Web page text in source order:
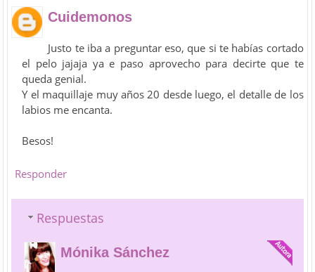
Cuidemonos
Justo te iba a preguntar eso, que si te habías cortado
el pelo jajaja ya e paso aprovecho para decirte que te
queda genial.
Y el maquillaje muy años 20 desde luego, el detalle de los
labios me encanta.
Besos!
Responder
Respuestas
Mónika Sánchez